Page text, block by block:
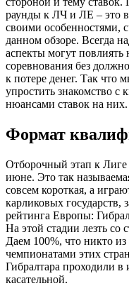
раунды к ЛЧ и ЛЕ – это
своими особенностями,
данном обзоре. Всегда
аспекты могут повлиять
соревнования без
к потере денег. Так что
упростить знакомство
нюансами ставок на них.
Формат
Отборочный этап к
июне. Это так
совсем короткая, а
карликовых
рейтинга Европы:
На этой стадии лезть со
Даем 100%, что никто из
чемпионатами этих
Гибралтара проходили
касательной.